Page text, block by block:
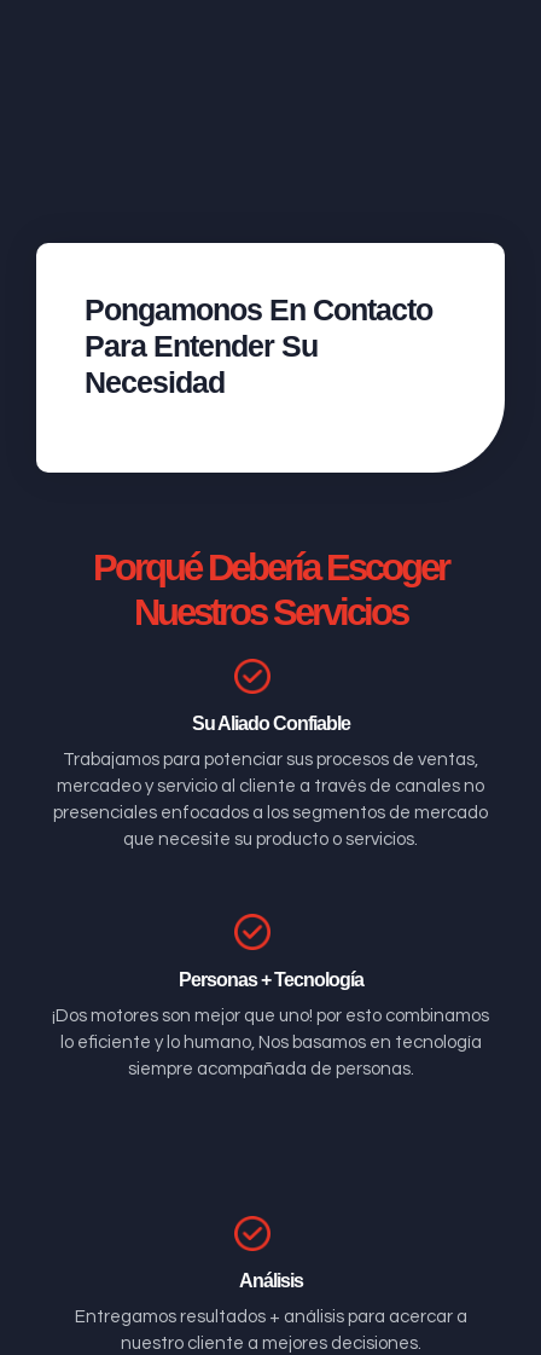
Pongamonos En Contacto
Para Entender Su
Necesidad
Porqué Debería Escoger
Nuestros Servicios
Su Aliado Confiable
Trabajamos para potenciar sus procesos de ventas,
mercadeo y servicio al cliente a través de canales no
presenciales enfocados a los segmentos de mercado
que necesite su producto o servicios.
Personas + Tecnología
¡Dos motores son mejor que uno! por esto combinamos
lo eficiente y lo humano, Nos basamos en tecnología
siempre acompañada de personas.
Análisis
Entregamos resultados + análisis para acercar a
nuestro cliente a mejores decisiones.